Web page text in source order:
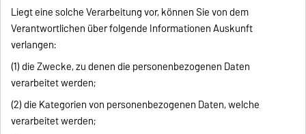
Liegt eine solche Verarbeitung vor, können Sie von dem
Verantwortlichen über folgende Informationen Auskunft
verlangen:
(1) die Zwecke, zu denen die personenbezogenen Daten
verarbeitet werden;
(2) die Kategorien von personenbezogenen Daten, welche
verarbeitet werden;